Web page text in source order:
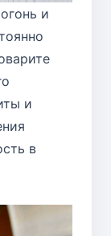
и
и
в